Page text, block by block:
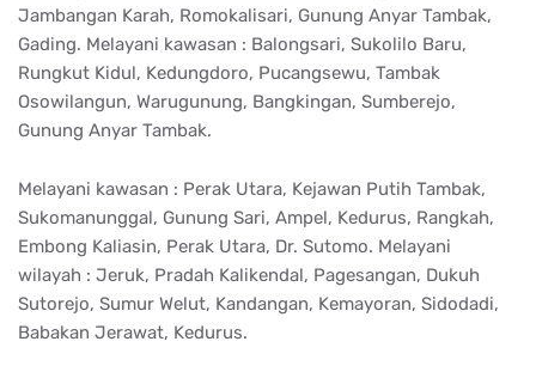
Jambangan Karah, Romokalisari, Gunung Anyar Tambak,
Gading. Melayani kawasan : Balongsari, Sukolilo Baru,
Rungkut Kidul, Kedungdoro, Pucangsewu, Tambak
Osowilangun, Warugunung, Bangkingan, Sumberejo,
Gunung Anyar Tambak.
Melayani kawasan : Perak Utara, Kejawan Putih Tambak,
Sukomanunggal, Gunung Sari, Ampel, Kedurus, Rangkah,
Embong Kaliasin, Perak Utara, Dr. Sutomo. Melayani
wilayah : Jeruk, Pradah Kalikendal, Pagesangan, Dukuh
Sutorejo, Sumur Welut, Kandangan, Kemayoran, Sidodadi,
Babakan Jerawat, Kedurus.